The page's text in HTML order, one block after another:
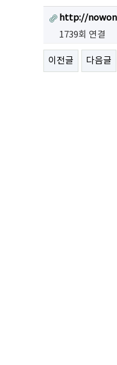
http://
1739회 연결
이전글 다음글